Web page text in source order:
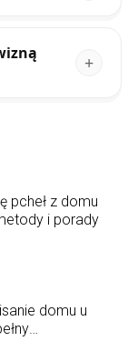
pcheł z domu
i porady
domu u